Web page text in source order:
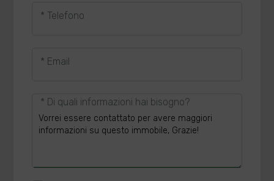
* Telefono
* Email
* Di quali informazioni hai bisogno?